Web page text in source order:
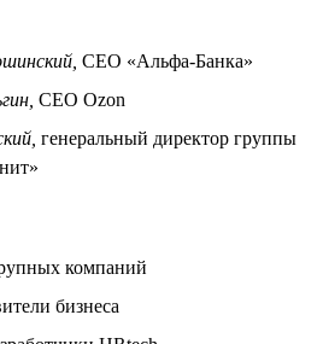
СЕО «Альфа-Банка»
СЕО Ozon
генеральный директор группы
компаний
бизнеса